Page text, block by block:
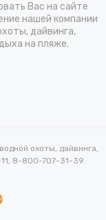
Вас на сайте
нашей компании
дайвинга,
на пляже.
охоты, дайвинга,
8-800-707-31-39.